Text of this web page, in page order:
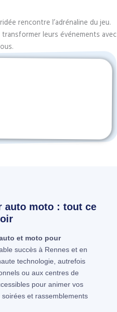
rencontre l’adrénaline du jeu.
leurs événements avec
auto moto : tout ce
et moto pour
succès à Rennes et en
technologie, autrefois
ou aux centres de
pour animer vos
soirées et rassemblements